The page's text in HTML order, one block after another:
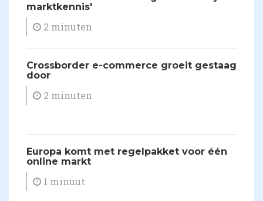
marktkennis'
2 minuten
Crossborder e-commerce groeit gestaag
door
2 minuten
​Europa komt met regelpakket voor één
online markt
1 minuut